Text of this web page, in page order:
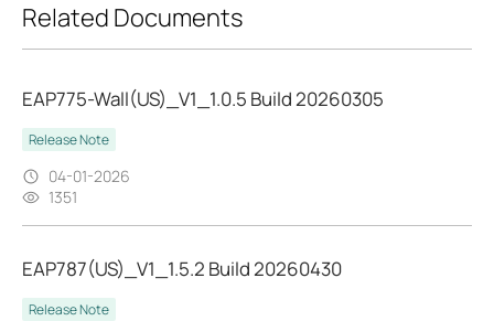
Related Documents
EAP775-Wall(US)_V1_1.0.5 Build 20260305
Release Note
04-01-2026
1351
EAP787(US)_V1_1.5.2 Build 20260430
Release Note